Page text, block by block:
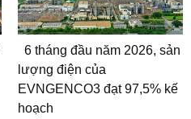
6 tháng đầu năm 2026, sản
lượng điện của
EVNGENCO3 đạt 97,5% kế
hoạch